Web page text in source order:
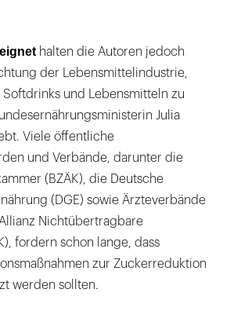
halten die Autoren jedoch
der Lebensmittelindustrie,
und Lebensmitteln zu
Julia
Viele öffentliche
und Verbände, darunter die
(BZÄK), die Deutsche
(DGE) sowie Ärzteverbände
Nichtübertragbare
fordern schon lange, dass
zur Zuckerreduktion
werden sollten.